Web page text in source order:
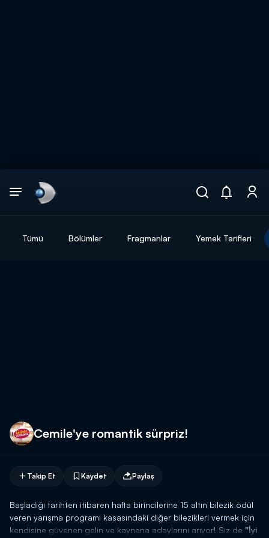
Tümü Bölümler Fragmanlar Yemek Tarifleri
Cemile'ye romantik sürpriz!
Takip Et Kaydet Paylaş
Başladığı tarihten itibaren hafta birincilerine 15 altın bilezik ödül
veren yarışma programı kasasındaki diğer bilezikleri vermek için
kendisine güvenen gelin ve kaynana adaylarını arıyor! Siz de "İyi